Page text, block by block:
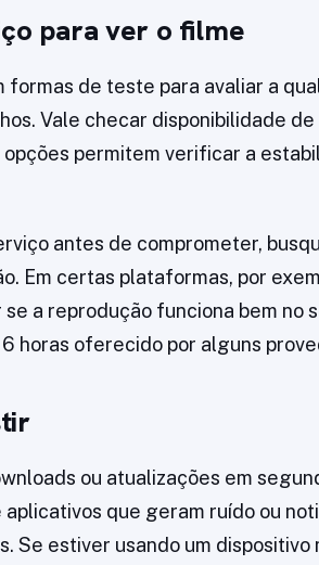
para ver o filme
de teste para avaliar a
Vale checar disponibilidade
permitem verificar a
antes de comprometer,
Em certas plataformas, por
a reprodução funciona bem no
horas oferecido por alguns
ou atualizações em
aplicativos que geram ruído ou
Se estiver usando um dispositivo